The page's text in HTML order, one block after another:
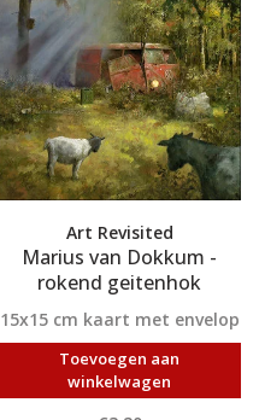
Art Revisited
Marius van Dokkum -
rokend geitenhok
15x15 cm kaart met envelop
Toevoegen aan
winkelwagen